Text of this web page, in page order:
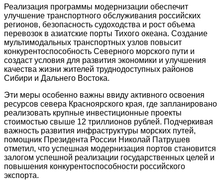
Реализация программы модернизации обеспечит
улучшение транспортного обслуживания российских
регионов, безопасность судоходства и рост объема
перевозок в азиатские порты Тихого океана. Создание
мультимодальных транспортных узлов повысит
конкурентоспособность Северного морского пути и
создаст условия для развития экономики и улучшения
качества жизни жителей труднодоступных районов
Сибири и Дальнего Востока.
Эти меры особенно важны ввиду активного освоения
ресурсов севера Красноярского края, где запланировано
реализовать крупные инвестиционные проекты
стоимостью свыше 12 триллионов рублей. Подчеркивая
важность развития инфраструктуры морских путей,
помощник Президента России Николай Патрушев
отметил, что успешная модернизация портов становится
залогом успешной реализации государственных целей и
повышения конкурентоспособности российского
экспорта.